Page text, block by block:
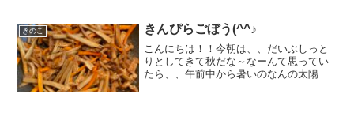
く充実の1日でし...
きのこ きんぴらごぼう(^^♪
こんにちは！！今朝は、、だいぶしっと
りとしてきて秋だな～なーんて思ってい
たら、、午前中から暑いのなんの太陽が